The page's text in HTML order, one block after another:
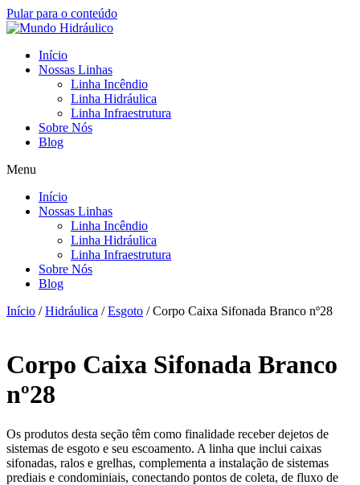
Pular para o conteúdo
Início
Nossas Linhas
Linha Incêndio
Linha Hidráulica
Linha Infraestrutura
Sobre Nós
Blog
Menu
Início
Nossas Linhas
Linha Incêndio
Linha Hidráulica
Linha Infraestrutura
Sobre Nós
Blog
Início /Hidráulica /Esgoto / Corpo Caixa Sifonada Branco nº28
Corpo Caixa Sifonada Branco
nº28
Os produtos desta seção têm como finalidade receber dejetos de
sistemas de esgoto e seu escoamento. A linha que inclui caixas
sifonadas, ralos e grelhas, complementa a instalação de sistemas
prediais e condominiais, conectando pontos de coleta, de fluxo de